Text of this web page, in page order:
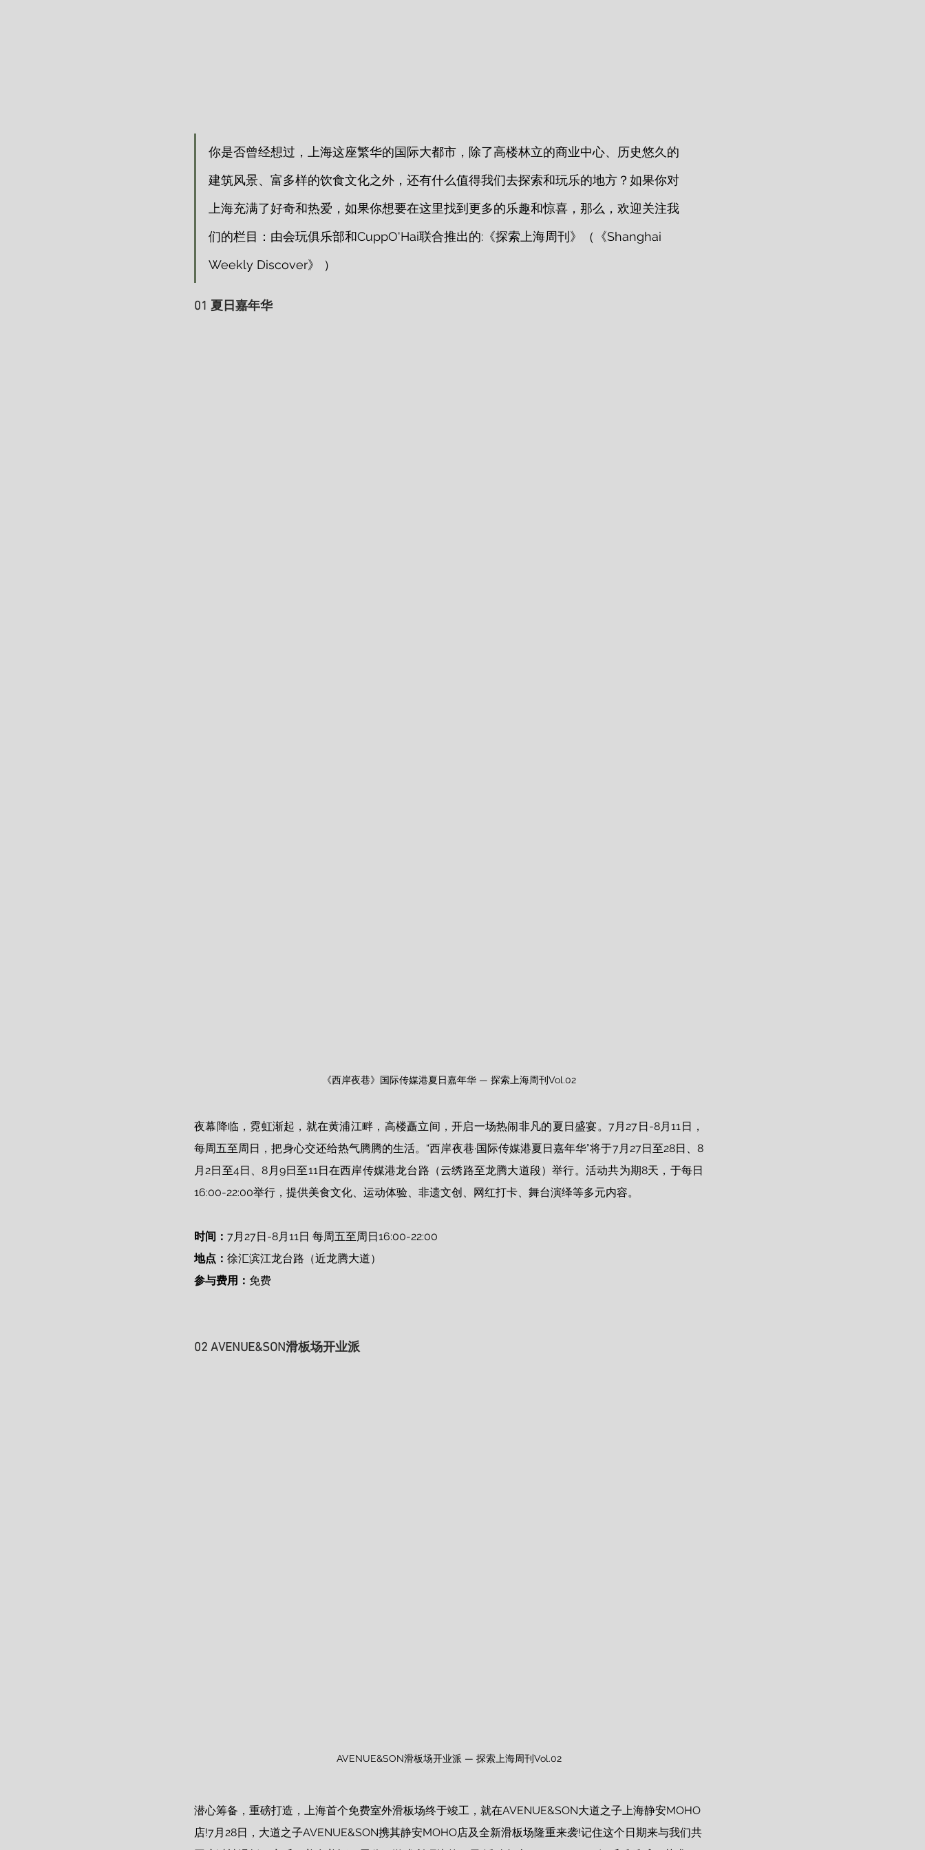
你是否曾经想过，上海这座繁华的国际大都市，除了高楼林立的商业中心、历史悠久的
建筑风景、富多样的饮食文化之外，还有什么值得我们去探索和玩乐的地方？如果你对
上海充满了好奇和热爱，如果你想要在这里找到更多的乐趣和惊喜，那么，欢迎关注我
们的栏目：由会玩俱乐部和CuppO'Hai联合推出的:《探索上海周刊》（《Shanghai
Weekly Discover》 ）
01 夏日嘉年华
《西岸夜巷》国际传媒港夏日嘉年华 — 探索上海周刊Vol.02
夜幕降临，霓虹渐起，就在黄浦江畔，高楼矗立间，开启一场热闹非凡的夏日盛宴。7月27日-8月11日，
每周五至周日，把身心交还给热气腾腾的生活。“西岸夜巷·国际传媒港夏日嘉年华”将于7月27日至28日、8
月2日至4日、8月9日至11日在西岸传媒港龙台路（云绣路至龙腾大道段）举行。活动共为期8天，于每日
16:00-22:00举行，提供美食文化、运动体验、非遗文创、网红打卡、舞台演绎等多元内容。
时间： 7月27日-8月11日 每周五至周日16:00-22:00
地点： 徐汇滨江龙台路（近龙腾大道）
参与费用： 免费
02 AVENUE&SON滑板场开业派
AVENUE&SON滑板场开业派 — 探索上海周刊Vol.02
潜心筹备，重磅打造，上海首个免费室外滑板场终于竣工，就在AVENUE&SON大道之子上海静安MOHO
店!7月28日，大道之子AVENUE&SON携其静安MOHO店及全新滑板场隆重来袭!记住这个日期来与我们共